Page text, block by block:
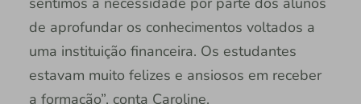
de aprofundar os conhecimentos voltados a
uma instituição financeira. Os estudantes
estavam muito felizes e ansiosos em receber
a formação”, conta Caroline.